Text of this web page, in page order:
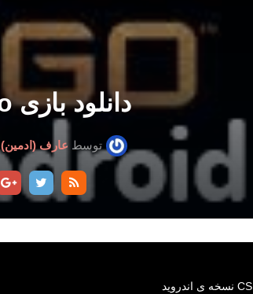
دانلود بازی csgo برای اندروید + دیتا
توسط عارف (ادمین)